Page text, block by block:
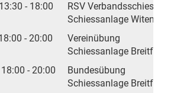
- 18:00
RSV Verbandsschiessen
Schiessanlage Witen
- 20:00
Vereinübung
Schiessanlage Breitfeld,
- 20:00
Bundesübung
Schiessanlage Breitfeld,